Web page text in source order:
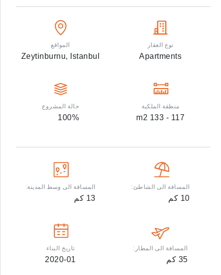
نوع العقار
Apartments
المواقع
Zeytinburnu,
Istanbul
منطقة الملكية
117 - 133
حالة المشروع
100%
المسافة الى الشاطئ:
10 كم
المسافة الى وسط المدينة:
13 كم
المسافة الى المطار:
35 كم
تاريخ البناء
2020-01